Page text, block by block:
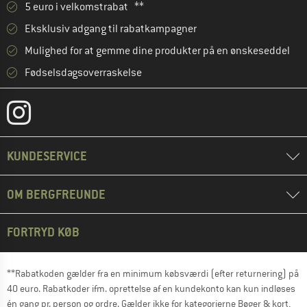
5 euro i velkomstrabat **
Eksklusiv adgang til rabatkampagner
Mulighed for at gemme dine produkter på en ønskeseddel
Fødselsdagsoverraskelse
KUNDESERVICE
OM BERGFREUNDE
FORTRYD KØB
**Rabatkoden gælder fra en minimum købsværdi (efter returnering) på
40 euro. Rabatkoder ifm. oprettelse af en kundekonto kan kun indløses
én gang pr. person og ordre. Gælder ikke for kategorierne Bøger & kort,